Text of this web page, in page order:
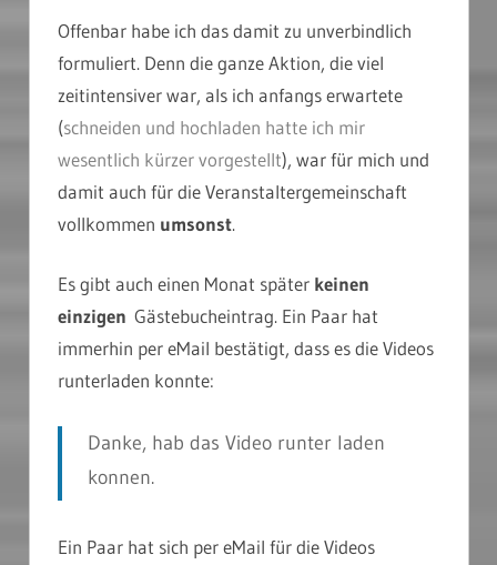
Offenbar habe ich das damit zu unverbindlich
formuliert. Denn die ganze Aktion, die viel
zeitintensiver war, als ich anfangs erwartete
(schneiden und hochladen hatte ich mir
wesentlich kürzer vorgestellt), war für mich und
damit auch für die Veranstaltergemeinschaft
vollkommen umsonst.
Es gibt auch einen Monat später keinen
einzigen Gästebucheintrag. Ein Paar hat
immerhin per eMail bestätigt, dass es die Videos
runterladen konnte:
Danke, hab das Video runter laden
konnen.
Ein Paar hat sich per eMail für die Videos